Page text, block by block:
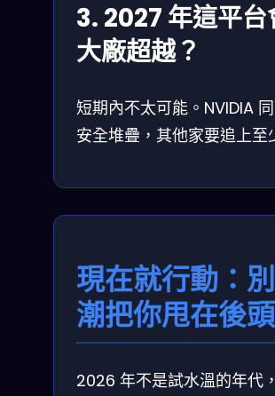
3. 2027 年這平
大廠超越？
短期內不太可能。NVIDIA
安全堆疊，其他家要追上至
現在就行動：
潮把你甩在後頭
2026 年不是試水溫的年代